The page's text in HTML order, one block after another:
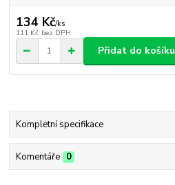
134 Kč/ks
111 Kč bez DPH
Přidat do košíku
Kompletní specifikace
Komentáře 0